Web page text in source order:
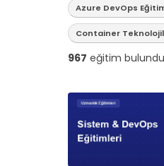
Azure DevOps
Container
967 eğitim